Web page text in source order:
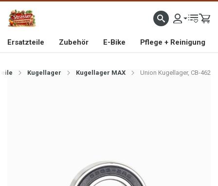
IMPORTEUR VON HOCHWERTIGEN FAHRRAD- UND MOFAERSATZTEILEN SEIT 1993
Ersatzteile Zubehör E-Bike Pflege + Reinigung
Kugellager Kugellager MAX Union Kugellager, CB-462